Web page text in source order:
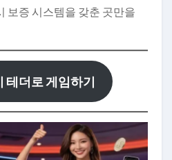
보증 시스템을 갖춘 곳만을
테더로 게임하기